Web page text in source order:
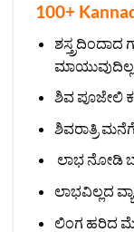
100+
ಮಾಯುವುದಿಲ್ಲ
ಶಿವ ಪೂಜೇಲಿ
ಶಿವರಾತ್ರಿ
ಲಾಭ ನೋಡಿ
ಲಾಭವಿಲ್ಲದ
ಲಿಂಗ ಹರಿದ